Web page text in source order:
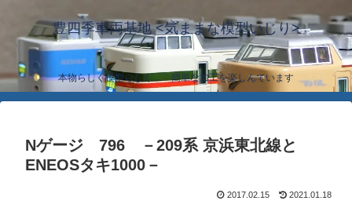
豊四季車両基地 <気ままな模型いじり>
本物らしく模型らしく… 簡単な加工を楽しんでいます
Nゲージ 796 －209系 京浜東北線と
ENEOSタキ1000－
2017.02.15 2021.01.18